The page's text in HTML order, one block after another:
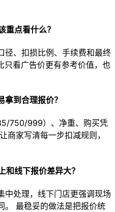
重点看什么？
径、扣损比例、手续费和最终
看广告价更有参考价值，也
到合理报价？
750/999）、净重、购买凭
商家写清每一步扣减规则，
和线下报价差异大？
中处理，线下门店更强调现场
。 最稳妥的做法是把报价统